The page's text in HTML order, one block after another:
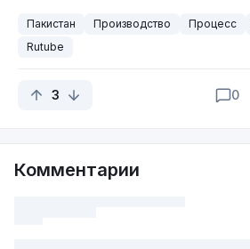
Пакистан Производство Процесс
Rutube
3 0
Комментарии